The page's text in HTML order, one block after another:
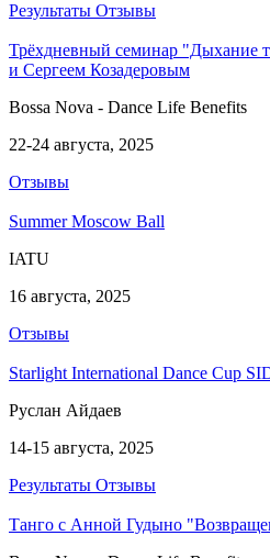
Результаты Отзывы
Трёхдневный семинар "Дыхание
и Сергеем Козадеровым
Bossa Nova - Dance Life Benefits
22-24 августа, 2025
Отзывы
Summer Moscow Ball
IATU
16 августа, 2025
Отзывы
Starlight International Dance Cup
Руслан Айдаев
14-15 августа, 2025
Результаты Отзывы
Танго с Анной Гудыно